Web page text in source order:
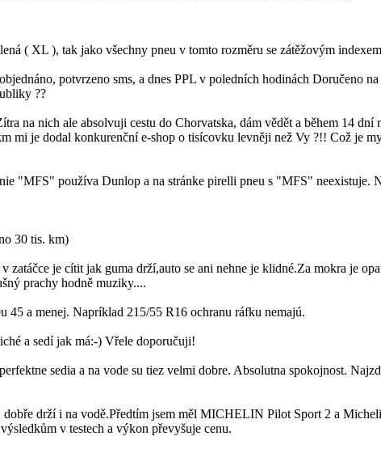
( XL ), tak jako všechny pneu v tomto rozměru se zátěžovým
potvrzeno sms, a dnes PPL v poledních hodinách Doručeno
??
na nich ale absolvuji cestu do Chorvatska, dám vědět a během 14
mi je dodal konkurenční e-shop o tisícovku levněji než Vy ?!! Což je
"MFS" používa Dunlop a na stránke pirelli pneu s "MFS" neexistuje.
30 tis. km)
je cítit jak guma drží,auto se ani nehne je klidné.Za mokra je
prachy hodně muziky....
45 a menej. Napríklad 215/55 R16 ochranu ráfku nemajú.
a sedí jak má:-) Vřele doporučuji!
sedia a na vode su tiez velmi dobre. Absolutna spokojnost.
drží i na vodě.Předtím jsem měl MICHELIN Pilot Sport 2 a
v testech a výkon převyšuje cenu.